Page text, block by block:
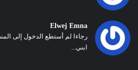
Elwej Emna
رجاءا لم أستطع الدخول إلى
ابني...